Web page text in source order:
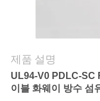
요
제품 설명
UL94-V0 PDLC-SC
이블 화웨이 방수 섬